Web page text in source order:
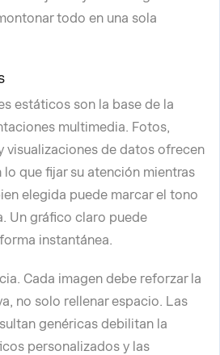
todo en una sola
estáticos son la base de la
multimedia. Fotos,
visualizaciones de datos ofrecen
lo que fijar su atención mientras
elegida puede marcar el tono
Un gráfico claro puede
instantánea.
Cada imagen debe reforzar la
no solo rellenar espacio. Las
genéricas debilitan la
personalizados y las